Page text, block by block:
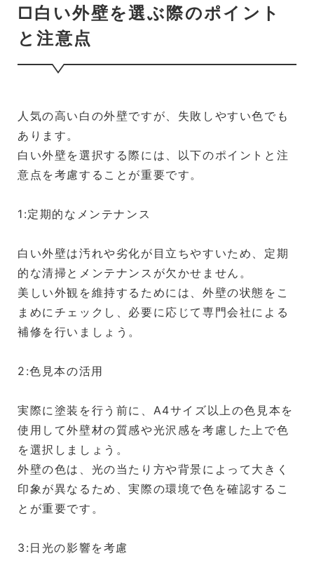
□白い外壁を選ぶ際のポイント
と注意点
人気の高い白の外壁ですが、失敗しやすい色でも
あります。
白い外壁を選択する際には、以下のポイントと注
意点を考慮することが重要です。
1:定期的なメンテナンス
白い外壁は汚れや劣化が目立ちやすいため、定期
的な清掃とメンテナンスが欠かせません。
美しい外観を維持するためには、外壁の状態をこ
まめにチェックし、必要に応じて専門会社による
補修を行いましょう。
2:色見本の活用
実際に塗装を行う前に、A4サイズ以上の色見本を
使用して外壁材の質感や光沢感を考慮した上で色
を選択しましょう。
外壁の色は、光の当たり方や背景によって大きく
印象が異なるため、実際の環境で色を確認するこ
とが重要です。
3:日光の影響を考慮